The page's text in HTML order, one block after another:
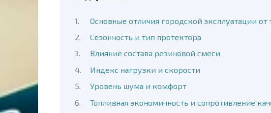
Основные отличия городской эксплуатации от
Сезонность и тип протектора
Влияние состава резиновой смеси
Индекс нагрузки и скорости
Уровень шума и комфорт
Топливная экономичность и сопротивление